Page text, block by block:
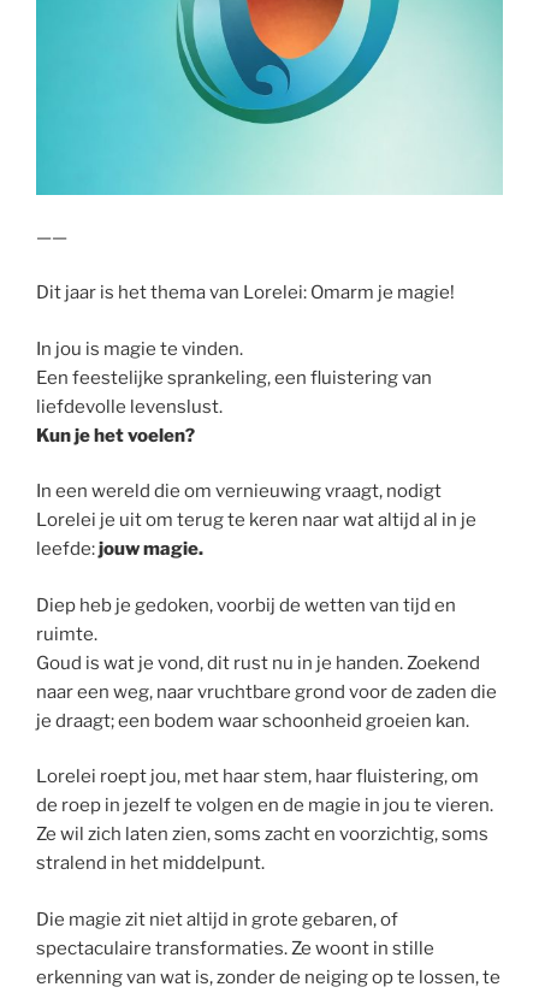
——
Dit jaar is het thema van Lorelei: Omarm je magie!
In jou is magie te vinden.
Een feestelijke sprankeling, een fluistering van
liefdevolle levenslust.
Kun je het voelen?
In een wereld die om vernieuwing vraagt, nodigt
Lorelei je uit om terug te keren naar wat altijd al in je
leefde:jouw magie.
Diep heb je gedoken, voorbij de wetten van tijd en
ruimte.
Goud is wat je vond, dit rust nu in je handen. Zoekend
naar een weg, naar vruchtbare grond voor de zaden die
je draagt; een bodem waar schoonheid groeien kan.
Lorelei roept jou, met haar stem, haar fluistering, om
de roep in jezelf te volgen en de magie in jou te vieren.
Ze wil zich laten zien, soms zacht en voorzichtig, soms
stralend in het middelpunt.
Die magie zit niet altijd in grote gebaren, of
spectaculaire transformaties. Ze woont in stille
erkenning van wat is, zonder de neiging op te lossen, te